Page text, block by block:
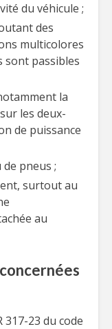
du véhicule ;
des
multicolores
passibles
la
les deux-
de puissance
pneus ;
surtout au
au
317-23 du code